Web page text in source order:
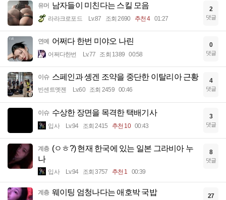
유머 남자들이 미친다는 스킬 모음
라라크로포드 Lv.87 조회 2690 추천 4 01:27
2
댓글
연예 어쩌다 한번 미야오 나린
어쩌다한번 Lv.77 조회 1389 00:58
0
댓글
이슈 스페인과 솅겐 조약을 중단한 이탈리아 근황
빈센트멧젠 Lv.60 조회 2459 00:46
4
댓글
이슈 수상한 장면을 목격한 택배기사
입사 Lv.94 조회 2415 추천 10 00:43
3
댓글
계층 (ㅇㅎ?) 현재 한국에 있는 일본 그라비아 누
나
입사 Lv.94 조회 3757 추천 1 00:39
8
댓글
계층 웨이팅 엄청나다는 애호박 국밥 27